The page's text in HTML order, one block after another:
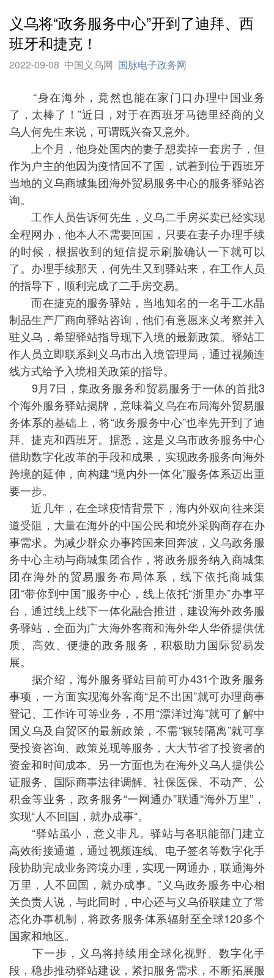
义乌将“政务服务中心”开到了迪拜、西
班牙和捷克！
2022-09-08 中国义乌网 国脉电子政务网
“身在海外，竟然也能在家门口办理中国业务
了，太棒了！”近日，对于在西班牙马德里经商的义
乌人何先生来说，可谓既兴奋又意外。
上个月，他身处国内的妻子想卖掉一套房子，但
作为户主的他因为疫情回不了国，试着到位于西班牙
当地的义乌商城集团海外贸易服务中心的服务驿站咨
询。
工作人员告诉何先生，义乌二手房买卖已经实现
全程网办，他本人不需要回国，只要在妻子办理手续
的时候，根据收到的短信提示刷脸确认一下就可以
了。办理手续那天，何先生又到驿站来，在工作人员
的指导下，顺利完成了二手房交易。
而在捷克的服务驿站，当地知名的一名手工水晶
制品生产厂商向驿站咨询，他们有意愿来义考察并入
驻义乌，希望驿站指导现下入境的最新政策。驿站工
作人员立即联系到义乌市出入境管理局，通过视频连
线方式给予入境相关政策的指导。
9月7日，集政务服务和贸易服务于一体的首批3
个海外服务驿站揭牌，意味着义乌在布局海外贸易服
务体系的基础上，将“政务服务中心”也率先开到了迪
拜、捷克和西班牙。据悉，这是义乌市政务服务中心
借助数字化改革的手段和成果，实现政务服务向海外
跨境的延伸，向构建“境内外一体化”服务体系迈出重
要一步。
近几年，在全球疫情背景下，海内外双向往来渠
道受阻，大量在海外的中国公民和境外采购商存在办
事需求。为减少群众办事跨国来回奔波，义乌政务服
务中心主动与商城集团合作，将政务服务纳入商城集
团在海外的贸易服务布局体系，线下依托商城集
团“带你到中国”服务中心，线上依托“浙里办”办事平
台，通过线上线下一体化融合推进，建设海外政务服
务驿站，全面为广大海外客商和海外华人华侨提供优
质、高效、便捷的政务服务，积极助力国际贸易发
展。
据介绍，海外服务驿站目前可办431个政务服务
事项，一方面实现海外客商“足不出国”就可办理商事
登记、工作许可等业务，不用“漂洋过海”就可了解中
国义乌及自贸区的最新政策，不需“辗转隔离”就可享
受投资咨询、政策兑现等服务，大大节省了投资者的
资金和时间成本。另一方面也为在海外义乌人提供公
证服务、国际商事法律调解、社保医保、不动产、公
积金等业务，政务服务“一网通办”联通“海外万里”，
实现“人不回国，就办成事“。
“驿站虽小，意义非凡。驿站与各职能部门建立
高效衔接通道，通过视频连线、电子签名等数字化手
段协助完成业务跨境办理，实现一网通办，联通海外
万里，人不回国，就办成事。”义乌政务服务中心相
关负责人说，与此同时，中心还与义乌侨联建立了常
态化办事机制，将政务服务体系辐射至全球120多个
国家和地区。
下一步，义乌将持续用全球化视野、数字化手
段，稳步推动驿站建设，紧扣服务需求，不断拓展服